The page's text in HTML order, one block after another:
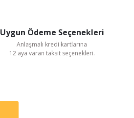
Uygun Ödeme Seçenekleri
Anlaşmalı kredi kartlarına
12 aya varan taksit seçenekleri.